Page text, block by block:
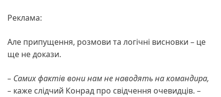
Реклама:
Але припущення, розмови та логічні висновки – це
ще не докази.
– Самих фактів вони нам не наводять на командира,
– каже слідчий Конрад про свідчення очевидців. –